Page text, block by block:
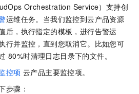
Orchestration Service） 支持创
运维任务。当我们监控到云产品资源
后，执行指定的模板，进行告警运
行并监控，直到您取消它。比如您可
80%时清理日志目录下的文件。
控项 云产品主要监控项。
步骤：